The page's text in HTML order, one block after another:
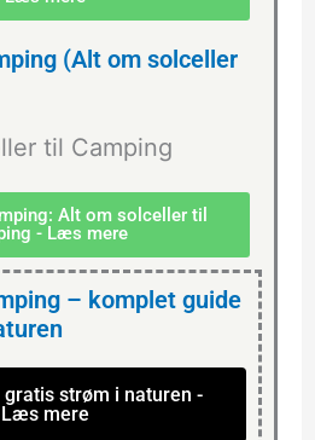
(Alt om solceller
Alt om solceller til
- Læs mere
– komplet guide
strøm i naturen -
Læs mere